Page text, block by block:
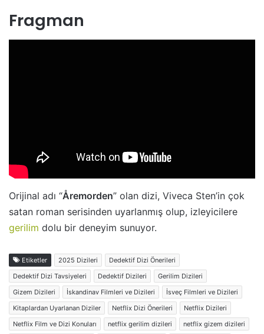
Fragman
Orijinal adı “Åremorden” olan dizi, Viveca Sten’in çok
satan roman serisinden uyarlanmış olup, izleyicilere
gerilim dolu bir deneyim sunuyor.
Etiketler 2025 Dizileri
Dedektif Dizi Önerileri
Dedektif Dizi Tavsiyeleri
Dedektif Dizileri
Gerilim Dizileri
Gizem Dizileri
İskandinav Filmleri ve Dizileri
İsveç Filmleri ve Dizileri
Kitaplardan Uyarlanan Diziler
Netflix Dizi Önerileri
Netflix Dizileri
Netflix Film ve Dizi Konuları
netflix gerilim dizileri netflix gizem dizileri